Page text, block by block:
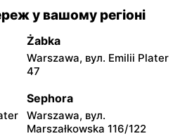
Grębów, вул. Wydrza 180
moje sklepy
Jeżowe, вул. Zalesie 77
moje sklepy
Kamień, вул. Błonie 23
у вашому регіоні
Żabka
Warszawa, вул. Emilii Plater
47
Sephora
Warszawa, вул.
Marszałkowska 116/122